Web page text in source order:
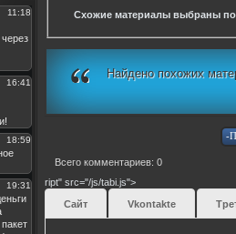
Схожие материалы выбраны по
Найдено похожих
Всего комментариев: 0
ript" src="/js/tabi.js">
Сайт
Vkontakte